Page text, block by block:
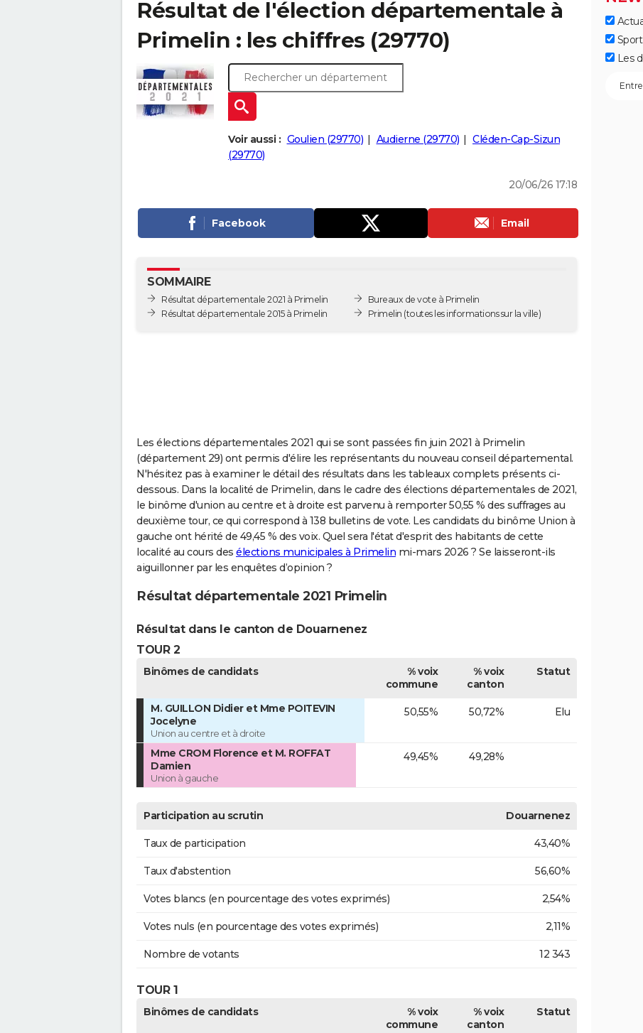
Résultat de l'élection départementale à
Primelin : les chiffres (29770)
Voir aussi : Goulien (29770) Audierne (29770)
Cléden-Cap-Sizun
(29770)
20/06/26 17:18
Facebook Email
SOMMAIRE
Résultat départementale 2021 à Primelin
Résultat départementale 2015 à Primelin
Bureaux de vote à Primelin
Primelin (toutes les informations sur la ville)
Les élections départementales 2021 qui se sont passées fin juin 2021 à Primelin
(département 29) ont permis d'élire les représentants du nouveau conseil départemental.
N'hésitez pas à examiner le détail des résultats dans les tableaux complets présents ci-
dessous. Dans la localité de Primelin, dans le cadre des élections départementales de 2021,
le binôme d'union au centre et à droite est parvenu à remporter 50,55 % des suffrages au
deuxième tour, ce qui correspond à 138 bulletins de vote. Les candidats du binôme Union à
gauche ont hérité de 49,45 % des voix. Quel sera l'état d'esprit des habitants de cette
localité au cours des élections municipales à Primelin mi-mars 2026 ? Se laisseront-ils
aiguillonner par les enquêtes d’opinion ?
Résultat départementale 2021 Primelin
Résultat dans le canton de Douarnenez
TOUR 2
Binômes de candidats
% voix
commune
% voix
canton
Statut
M. GUILLON Didier et Mme POITEVIN
Jocelyne
Union au centre et à droite
50,55% 50,72% Elu
Mme CROM Florence et M. ROFFAT
Damien
Union à gauche
49,45% 49,28%
Participation au scrutin Douarnenez
Taux de participation 43,40%
Taux d'abstention 56,60%
Votes blancs (en pourcentage des votes exprimés) 2,54%
Votes nuls (en pourcentage des votes exprimés) 2,11%
Nombre de votants 12 343
TOUR 1
Binômes de candidats
% voix
commune
% voix
canton
Statut
Sport
Les